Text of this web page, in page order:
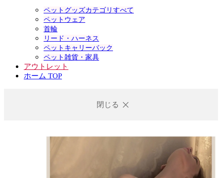
ペットグッズカテゴリすべて
ペットウェア
首輪
リード・ハーネス
ペットキャリーバック
ペット雑貨・家具
アウトレット
ホーム TOP
閉じる